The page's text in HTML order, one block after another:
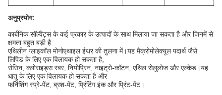
अनुप्रयोग:
कार्बनिक सॉल्वैंट्स के कई प्रकार के उत्पादों के साथ मिलाया जा सकता है और जिनमें से
क्षमता बहुत बड़ी है
एथिलीन ग्लाइकॉल मोनोएथाइल ईथर की तुलना में।यह मैक्रोमोलेक्यूल पदार्थ जैसे
लिपिड के लिए एक विलायक हो सकता है,
रोसिन, क्लोराइड्स रबर, नियोप्रिन, नाइट्रो-कॉटन, एथिल सेलुलोज और एल्केड।यह
धातु के लिए एक विलायक हो सकता है और
फर्निशिंग स्प्रे-पेंट, ब्रश-पेंट, प्रिंटिंग इंक और प्रिंट-पेंट।